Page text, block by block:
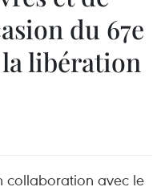
du 67e
libération
collaboration avec le